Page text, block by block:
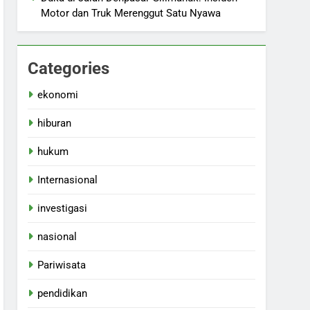
Motor dan Truk Merenggut Satu Nyawa
Categories
ekonomi
hiburan
hukum
Internasional
investigasi
nasional
Pariwisata
pendidikan